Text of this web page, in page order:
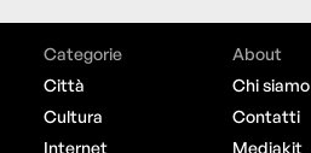
Categorie
Città
Cultura
Internet
About
Chi siamo
Contatti
Mediakit